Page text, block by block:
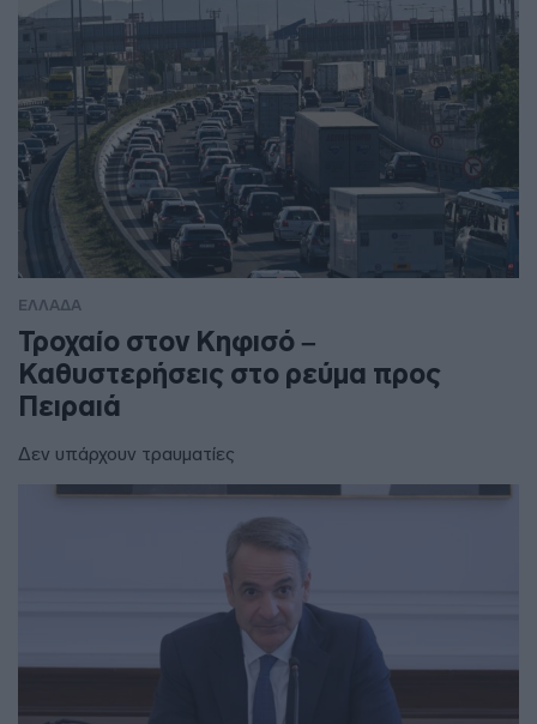
ΕΛΛΑΔΑ
Τροχαίο στον Κηφισό –
Καθυστερήσεις στο ρεύμα προς
Πειραιά
Δεν υπάρχουν τραυματίες